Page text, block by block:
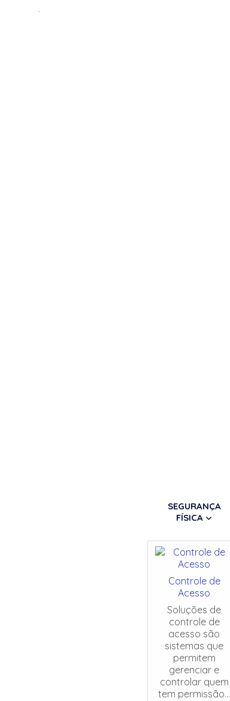
SEGURANÇA
FÍSICA
Controle de
Acesso
Soluções de
controle de
acesso são
sistemas que
permitem
gerenciar e
controlar quem
tem permissão...